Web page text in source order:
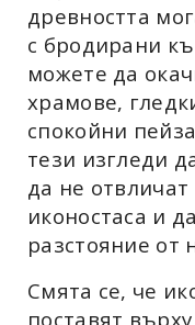
древността
с бродирани
можете да
храмове,
спокойни
тези изгледи
да не
иконостаса и
разстояние от
Смята се, че
поставят